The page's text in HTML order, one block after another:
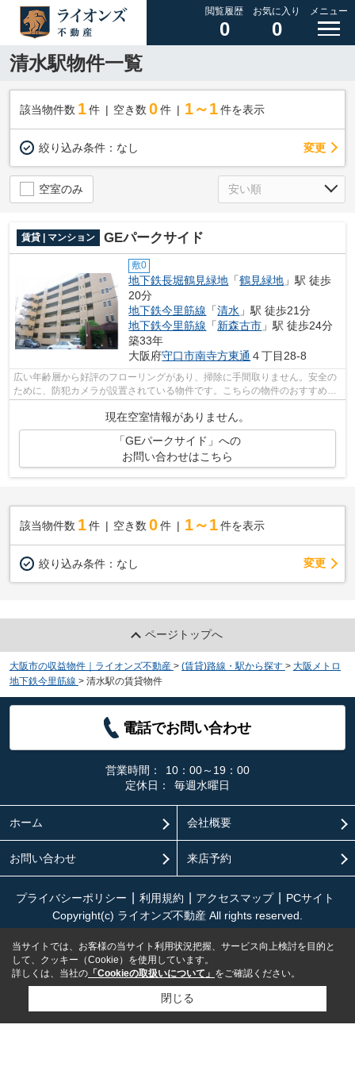
閲覧履歴
0
お気に入り
0
メニュー
清水駅物件一覧
該当物件数 1件 空き数 0 件 1～1 件を表示
絞り込み条件： なし 変更
空室のみ
賃貸 | マンション GEパークサイド
敷0
地下鉄長堀鶴見緑地 「鶴見緑地 」駅 徒歩
20分
地下鉄今里筋線 「清水 」駅 徒歩21分
地下鉄今里筋線 「新森古市 」駅 徒歩24分
築33年
大阪府守口市南寺方東通 ４丁目28-8
広い年齢層から好評のフローリングがあり、掃除に手間取りません。安全の
ために、防犯カメラが設置されている物件です。こちらの物件のおすすめは
現在空室情報がありません。
「GEパークサイド」への
お問い合わせはこちら
該当物件数 1件 空き数 0 件 1～1 件を表示
絞り込み条件： なし 変更
ページトップへ
大阪市の収益物件｜ライオンズ不動産 > (賃貸)路線・駅から探す > 大阪メトロ
地下鉄今里筋線 > 清水駅の賃貸物件
電話でお問い合わせ
営業時間：
10：00～19：00
定休日：
毎週水曜日
ホーム 会社概要
お問い合わせ 来店予約
プライバシーポリシー 利用規約 アクセスマップ
PCサイト
Copyright(c) ライオンズ不動産 All rights reserved.
当サイトでは、お客様の当サイト利用状況把握、サービス向上検討を目的と
して、クッキー（Cookie）を使用しています。
詳しくは、当社の 「Cookieの取扱いについて」 をご確認ください。
閉じる